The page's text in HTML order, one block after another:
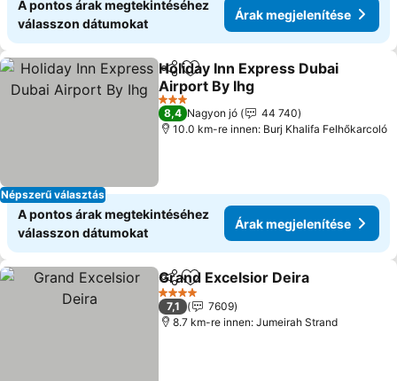
A pontos árak megtekintéséhez
válasszon dátumokat
Árak megjelenítése
Népszerű választás
Megosztás
Hozzáadás a kedvencekhez
Holiday Inn Express Dubai
Airport By Ihg
Árak megjelenítése
3 Kategória
8,4 Nagyon jó
44 740
10.0 km-re innen: Burj Khalifa Felhőkarcoló
A pontos árak megtekintéséhez
válasszon dátumokat
Árak megjelenítése
Megosztás
Hozzáadás a kedvencekhez
Grand Excelsior Deira
4 Kategória
7,1
7609
8.7 km-re innen: Jumeirah Strand